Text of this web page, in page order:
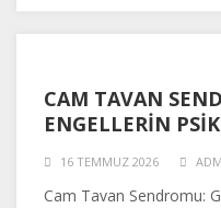
CAM TAVAN
ENGELLERIN
16 TEMMUZ 2026
Cam Tavan Sendromu: